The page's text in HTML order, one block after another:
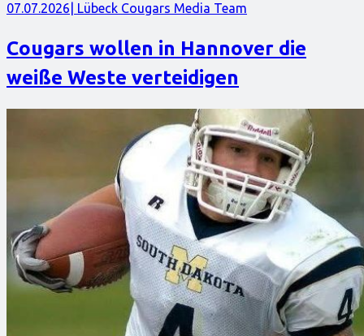
07.07.2026 | Lübeck Cougars Media Team
Cougars wollen in Hannover die
weiße Weste verteidigen